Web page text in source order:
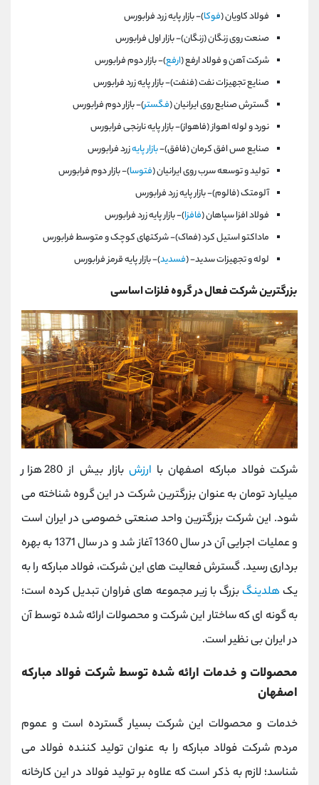
فولاد كاويان (فوكا)- بازار پايه زرد فرابورس
صنعت روی زنگان (زنگان)- بازار اول فرابورس
شركت آهن و فولاد ارفع (ارفع)- بازار دوم فرابورس
صنايع تجهيزات نفت (فنفت)- بازار پايه زرد فرابورس
گسترش صنايع روی ايرانيان (فگستر)- بازار دوم فرابورس
نورد و لوله اهواز (فاهواز)- بازار پايه نارنجی فرابورس
صنايع مس افق كرمان (فافق)-بازار پايهزرد فرابورس
توليد و توسعه سرب روی ايرانيان (فتوسا)- بازار دوم فرابورس
آلومتک‌ (فالوم)- بازار پايه زرد فرابورس
فولاد افزا سپاهان (فافزا)- بازار پايه زرد فرابورس
ماداكتو استيل كرد (فماک)- شرکتهای کوچک و متوسط فرابورس
لوله و تجهيزات‌ سديد- (فسديد)- بازار پايه قرمز فرابورس
بزرگترین شرکت فعال در گروه فلزات اساسی
شرکت فولاد مبارکه اصفهان با ارزش
بازار بیش از 280 هزار
میلیارد تومان به عنوان بزرگترین شرکت در این گروه شناخته می
شود. این شرکت بزرگترین واحد صنعتی خصوصی در ایران است
و عملیات اجرایی آن در سال 1360 آغاز شد و در سال 1371 به بهره
برداری رسید. گسترش فعالیت های این شرکت، فولاد مبارکه را به
یکهلدینگ بزرگ با زیر مجموعه های فراوان تبدیل کرده است؛
به گونه ای که ساختار این شرکت و محصولات ارائه شده توسط آن
در ایران بی نظیر است.
محصولات و خدمات ارائه شده توسط شرکت فولاد مبارکه
اصفهان
خدمات و محصولات این شرکت بسیار گسترده است و عموم
مردم شرکت فولاد مبارکه را به عنوان تولید کننده فولاد می
شناسد؛ لازم به ذکر است که علاوه بر تولید فولاد در این کارخانه